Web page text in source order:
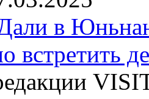
в
встретить